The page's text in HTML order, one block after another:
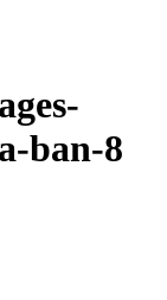
ban-8